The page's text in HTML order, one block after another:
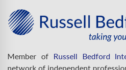
Member of Russell Bedford
network of independent